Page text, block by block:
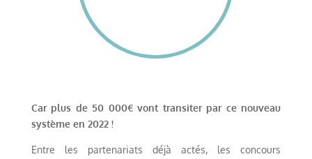
Car plus de 50 000€ vont transiter par ce nouveau
système en 2022 !
Entre les partenariats déjà actés, les concours